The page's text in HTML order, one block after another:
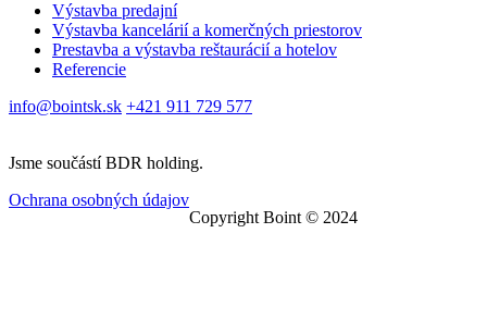
Výstavba predajní
Výstavba kancelárií a komerčných priestorov
Prestavba a výstavba reštaurácií a hotelov
Referencie
info@bointsk.sk +421 911 729 577
Jsme součástí BDR holding.
Ochrana osobných údajov
Copyright Boint © 2024